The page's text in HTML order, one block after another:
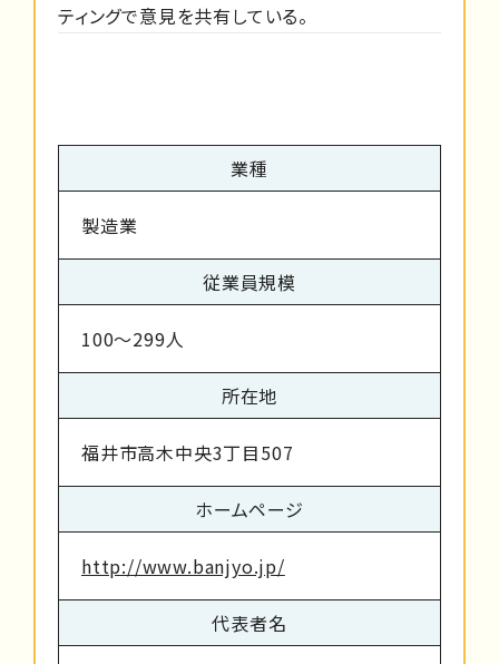
ティングで意見を共有している。
業種
製造業
従業員規模
100～299人
所在地
福井市高木中央3丁目507
ホームページ
http://www.banjyo.jp/
代表者名